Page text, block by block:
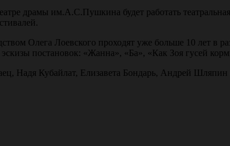
драмы им.А.С.Пушкина будет работать
Олега Лоевского проходят уже больше 10 лет в
эскизы постановок: «Жанна», «Ба», «Как Зоя гусей
Надя Кубайлат, Елизавета Бондарь, Андрей